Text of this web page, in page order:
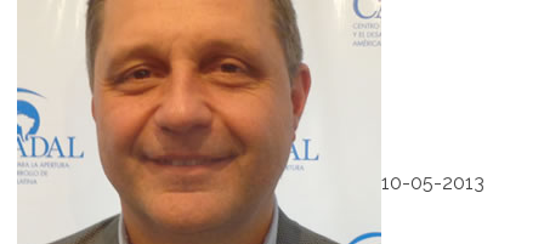
10-05-2013